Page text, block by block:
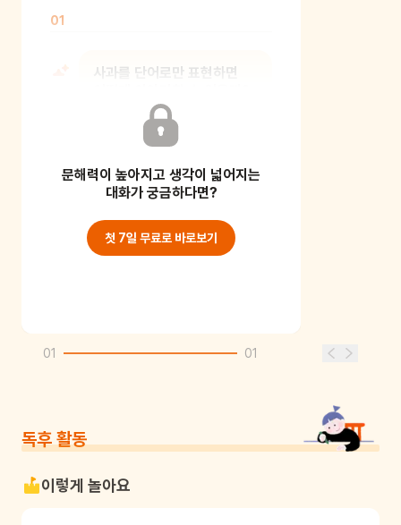
01
사과를 단어로만 표현하면
특징을 단어로 이야기해 보세요.
문해력이 높아지고 생각이 넓어지는
대화가 궁금하다면?
첫 7일 무료로 바로보기
01 01
독후 활동
이렇게 놀아요